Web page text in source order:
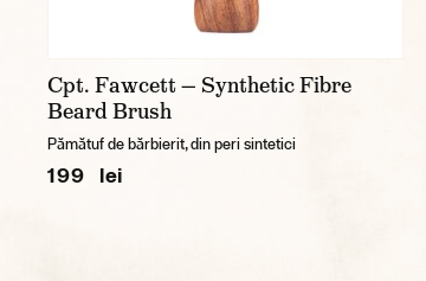
Cpt. Fawcett — Synthetic Fibre
Beard Brush
Pămătuf de bărbierit, din peri sintetici
199 lei